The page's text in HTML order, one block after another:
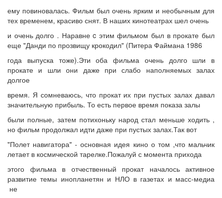
ему повиновалась. Фильм был очень ярким и необычным для
тех временем, красиво снят. В наших кинотеатрах шел очень
и очень долго . Наравне c этим фильмом был в прокате был
еще "Данди по прозвищу крокодил" (Питера Файмана 1986
года выпуска тоже).Эти оба фильма очень долго шли в
прокате и шли они даже при слабо наполняемых залах
долгое
время. Я сомневаюсь, что прокат их при пустых залах давал
значительную прибыль. То есть первое время показа залы
были полные, затем потихоньку народ стал меньше ходить ,
но фильм продолжал идти даже при пустых залах.Так вот
"Полет навигатора" - основная идея кино о том ,что мальчик
летает в космической тарелке.Пожалуй с момента прихода
этого фильма в отчественный прокат началось активное
развитие темы инопланетян и НЛО в газетах и масс-медиа
не